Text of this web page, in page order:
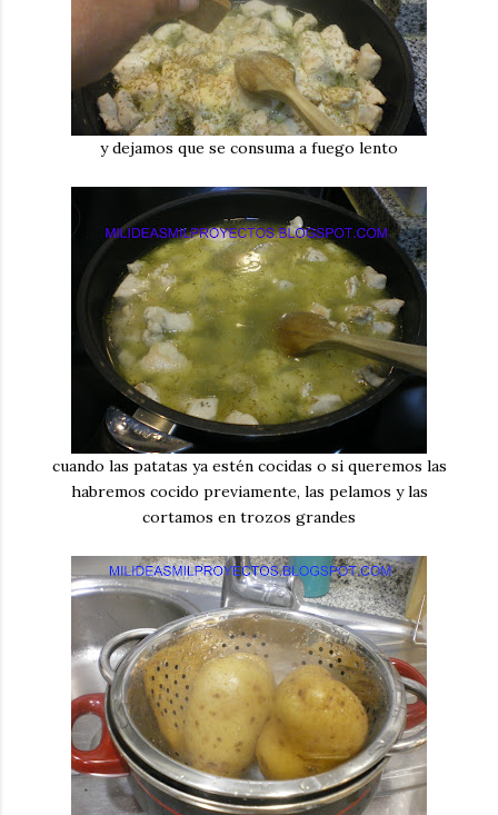
y dejamos que se consuma a fuego lento
cuando las patatas ya estén cocidas o si queremos las
habremos cocido previamente, las pelamos y las
cortamos en trozos grandes